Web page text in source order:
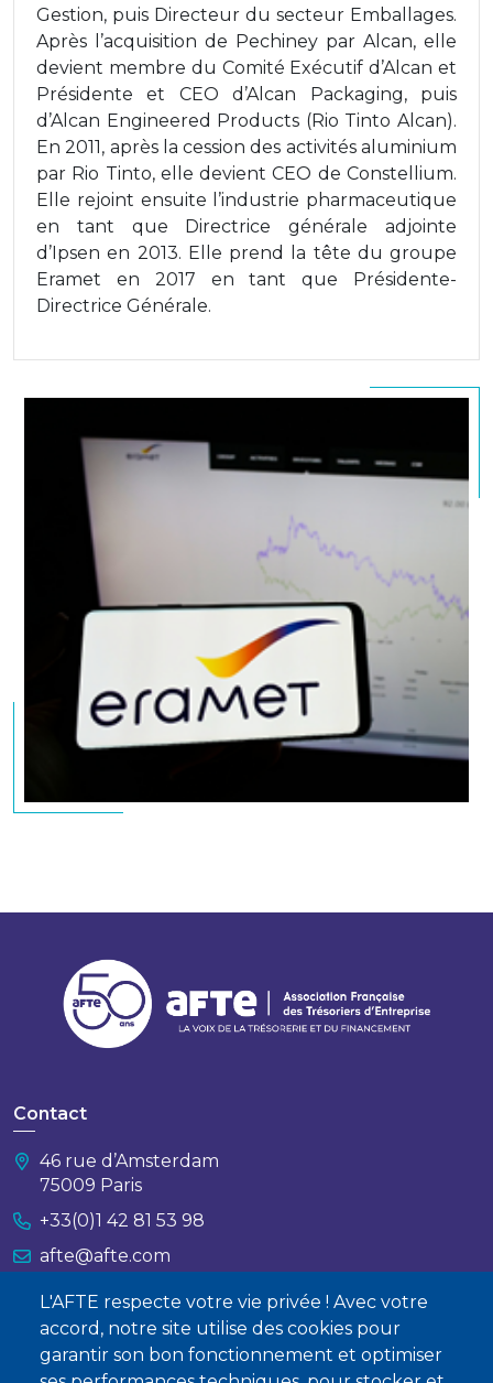
L'AFTE respecte votre vie privée ! Avec votre
accord, notre site utilise des cookies pour
garantir son bon fonctionnement et optimiser
Gestion, puis Directeur du secteur Emballages.
Après l’acquisition de Pechiney par Alcan, elle
devient membre du Comité Exécutif d’Alcan et
Présidente et CEO d’Alcan Packaging, puis
d’Alcan Engineered Products (Rio Tinto Alcan).
En 2011, après la cession des activités aluminium
par Rio Tinto, elle devient CEO de Constellium.
Elle rejoint ensuite l’industrie pharmaceutique
en tant que Directrice générale adjointe
d’Ipsen en 2013. Elle prend la tête du groupe
Eramet en 2017 en tant que Présidente-
Directrice Générale.
Contact
46 rue d’Amsterdam
75009 Paris
+33(0)1 42 81 53 98
afte@afte.com
Nous contacter
À propos